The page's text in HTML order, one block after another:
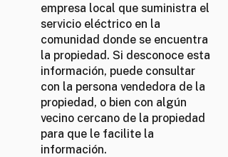
empresa local que suministra el
servicio eléctrico en la
comunidad donde se encuentra
la propiedad. Si desconoce esta
información, puede consultar
con la persona vendedora de la
propiedad, o bien con algún
vecino cercano de la propiedad
para que le facilite la
información.